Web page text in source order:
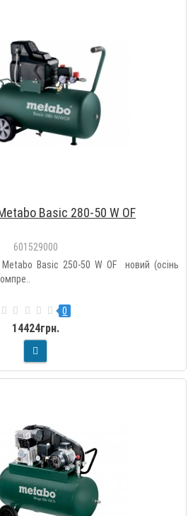
Basic 280-50 W OF
601529000
Basic 250-50 W OF новий (осінь
0
14424грн.